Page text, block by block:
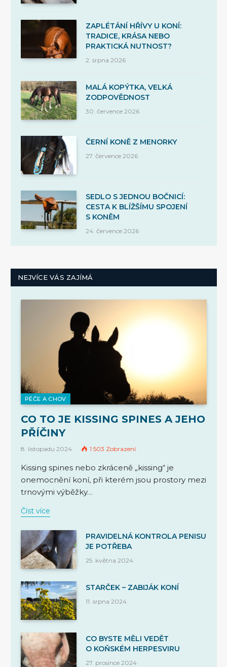
ZAPLÉTÁNÍ HŘÍVY U KONÍ:
TRADICE, KRÁSA NEBO
PRAKTICKÁ NUTNOST?
2. srpna 2026
MALÁ KOPÝTKA, VELKÁ
ZODPOVĚDNOST
30. července 2026
ČERNÍ KONĚ Z MENORKY
27. července 2026
SEDLO S JEDNOU BOČNICÍ:
CESTA K BLÍŽŠÍMU SPOJENÍ
S KONĚM
24. července 2026
NEJVÍCE VÁS ZAJÍMÁ
PÉČE A CHOV
CO TO JE KISSING SPINES A JEHO
PŘÍČINY
8. listopadu 2024 1 503 Zobrazení
Kissing spines nebo zkráceně „kissing“ je
onemocnění koní, při kterém jsou prostory mezi
trnovými výběžky…
Číst více
PRAVIDELNÁ KONTROLA PENISU
JE POTŘEBA
25. května 2024
STARČEK – ZABIJÁK KONÍ
11. srpna 2024
CO BYSTE MĚLI VEDĚT
O KOŇSKÉM HERPESVIRU
27. prosince 2024